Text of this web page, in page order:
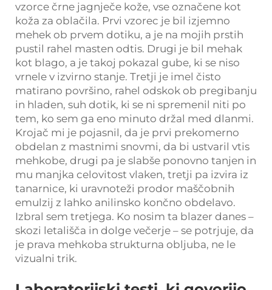
vzorce črne jagnječe kože, vse označene kot
koža za oblačila. Prvi vzorec je bil izjemno
mehek ob prvem dotiku, a je na mojih prstih
pustil rahel masten odtis. Drugi je bil mehak
kot blago, a je takoj pokazal gube, ki se niso
vrnele v izvirno stanje. Tretji je imel čisto
matirano površino, rahel odskok ob pregibanju
in hladen, suh dotik, ki se ni spremenil niti po
tem, ko sem ga eno minuto držal med dlanmi.
Krojač mi je pojasnil, da je prvi prekomerno
obdelan z mastnimi snovmi, da bi ustvaril vtis
mehkobe, drugi pa je slabše ponovno tanjen in
mu manjka celovitost vlaken, tretji pa izvira iz
tanarnice, ki uravnoteži prodor maščobnih
emulzij z lahko anilinsko končno obdelavo.
Izbral sem tretjega. Ko nosim ta blazer danes –
skozi letališča in dolge večerje – se potrjuje, da
je prava mehkoba strukturna obljuba, ne le
vizualni trik.